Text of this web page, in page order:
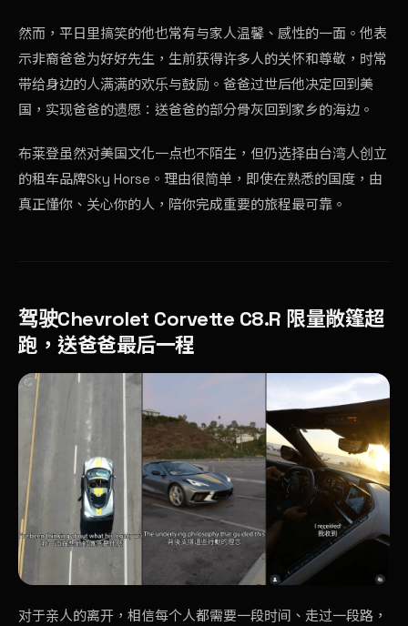
然而，平日里搞笑的他也常有与家人温馨、感性的一面。他表
示非裔爸爸为好好先生，生前获得许多人的关怀和尊敬，时常
带给身边的人满满的欢乐与鼓励。爸爸过世后他决定回到美
国，实现爸爸的遗愿：送爸爸的部分骨灰回到家乡的海边。
布莱登虽然对美国文化一点也不陌生，但仍选择由台湾人创立
的租车品牌Sky Horse。理由很简单，即使在熟悉的国度，由
真正懂你、关心你的人，陪你完成重要的旅程最可靠。
驾驶Chevrolet Corvette C8.R 限量敞篷超
跑，送爸爸最后一程
对于亲人的离开，相信每个人都需要一段时间、走过一段路，